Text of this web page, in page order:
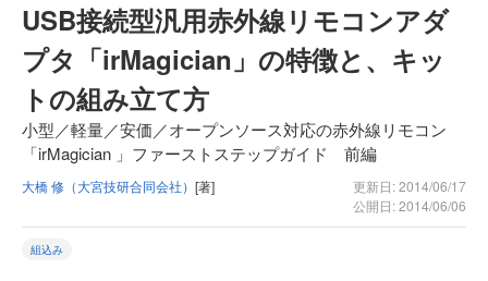
USB接続型汎用赤外線リモコンアダ
プタ「irMagician」の特徴と、キッ
トの組み立て方
小型／軽量／安価／オープンソース対応の赤外線リモコン
「irMagician 」ファーストステップガイド 前編
大橋 修（大宮技研合同会社） [著]
更新日: 2014/06/17
公開日: 2014/06/06
組込み